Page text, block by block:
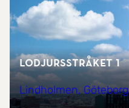
Lodjursstråket 1
Lindholmen, Göteborg